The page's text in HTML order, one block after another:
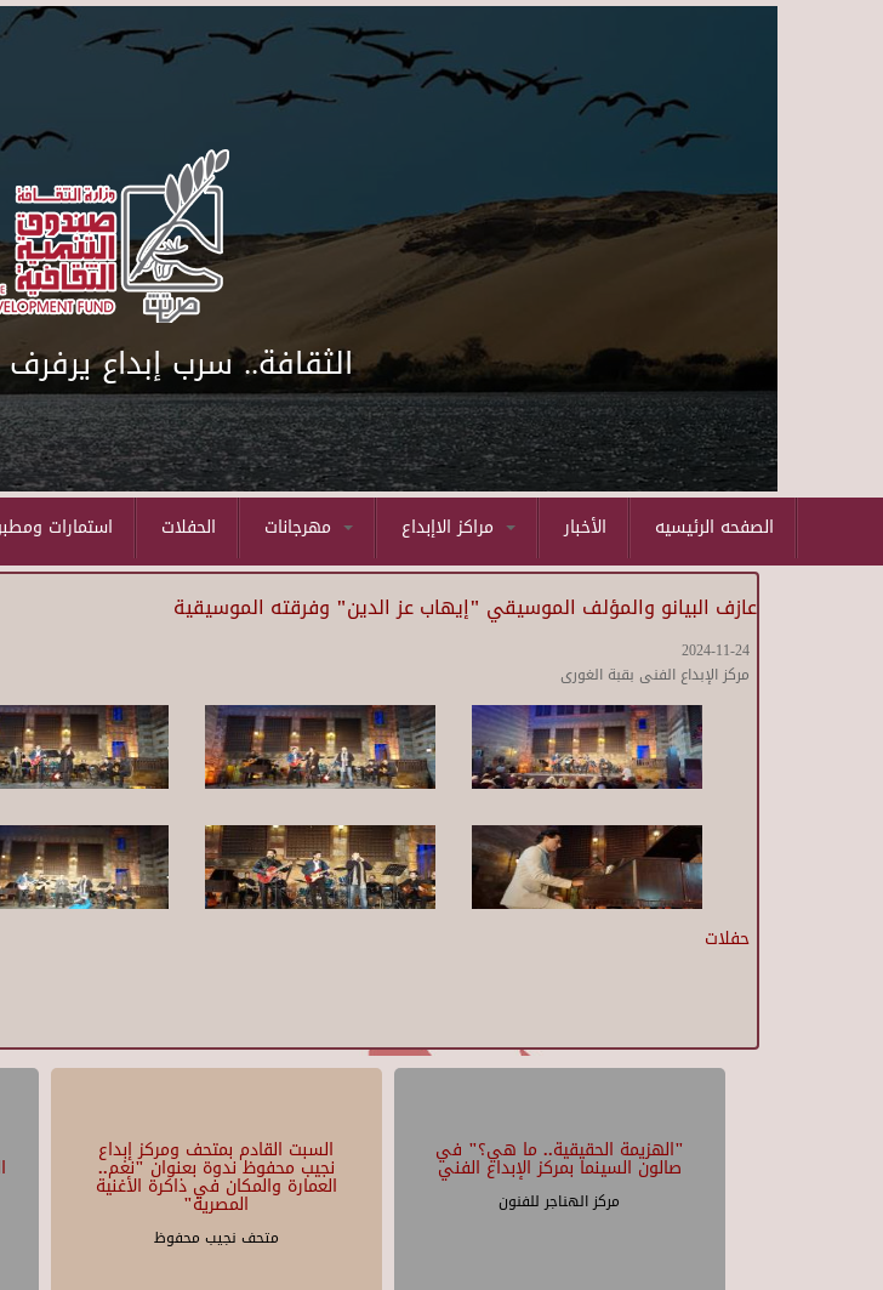
الثقافة.. سرب إبداع
استمارات الحفلات الأخبار الصفحه الرئيسيه
عازف البيانو والمؤلف الموسيقي "إيهاب عز الدين" وفرقته الموسيقية
2024-11-24
مركز الإبداع الفنى بقبة الغورى
حفلات
السبت القادم بمتحف ومركز إبداع
نجيب محفوظ ندوة بعنوان "نغم..
العمارة والمكان في ذاكرة الأغنية
المصرية"
متحف نجيب محفوظ
"الهزيمة الحقيقية.. ما هي؟" في
صالون السينما بمركز الإبداع الفني
مركز الهناجر للفنون